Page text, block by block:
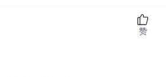
赞